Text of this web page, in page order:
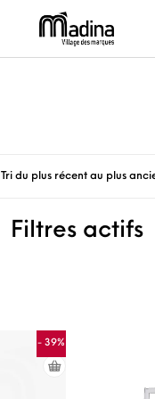
Tri du plus récent au plus
Filtres actifs
- 39%